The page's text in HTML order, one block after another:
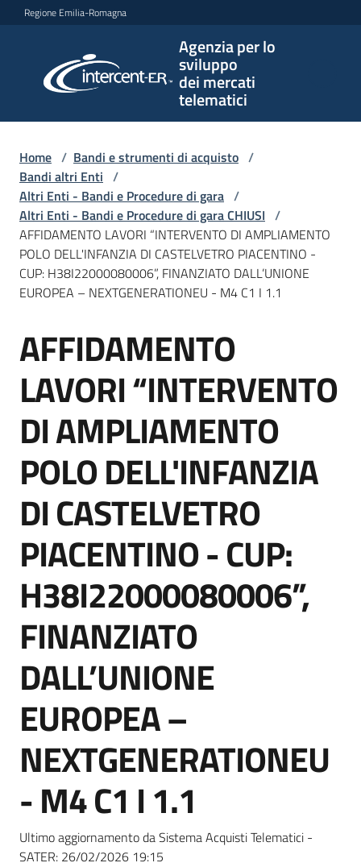
Vai al contenuto
Vai alla navigazione
Vai al footer
Regione Emilia-Romagna
Agenzia per lo
sviluppo
dei mercati
telematici
per lo
sviluppo
telematici
L'Agenzia
Bandi
strumenti
di
Supporto
Piattaforme
telematiche
English
site
Seguici
su
Home / Bandi e strumenti di acquisto /
Bandi altri Enti /
Altri Enti - Bandi e Procedure di gara /
Altri Enti - Bandi e Procedure di gara CHIUSI /
AFFIDAMENTO LAVORI “INTERVENTO DI AMPLIAMENTO
POLO DELL'INFANZIA DI CASTELVETRO PIACENTINO -
CUP: H38I22000080006”, FINANZIATO DALL’UNIONE
EUROPEA – NEXTGENERATIONEU - M4 C1 I 1.1
Salta al contenuto
AFFIDAMENTO
LAVORI “INTERVENTO
DI AMPLIAMENTO
POLO DELL'INFANZIA
DI CASTELVETRO
PIACENTINO - CUP:
H38I22000080006”,
FINANZIATO
DALL’UNIONE
EUROPEA –
NEXTGENERATIONEU
- M4 C1 I 1.1
Ultimo aggiornamento da Sistema Acquisti Telematici -
SATER: 26/02/2026 19:15